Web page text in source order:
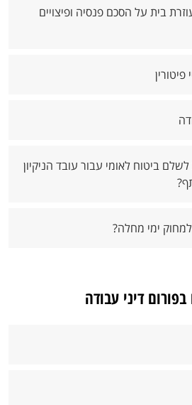
בית על הסכם פנסיה ופיצויים
פיטורין
ביטוח לאומי עבור עובד הניקיון
ימי מחלה?
דיני עבודה